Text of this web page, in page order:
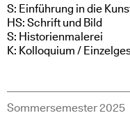
S: Einführung in die
HS: Schrift und Bild
S: Historienmalerei
K: Kolloquium /
Sommersemester 2025